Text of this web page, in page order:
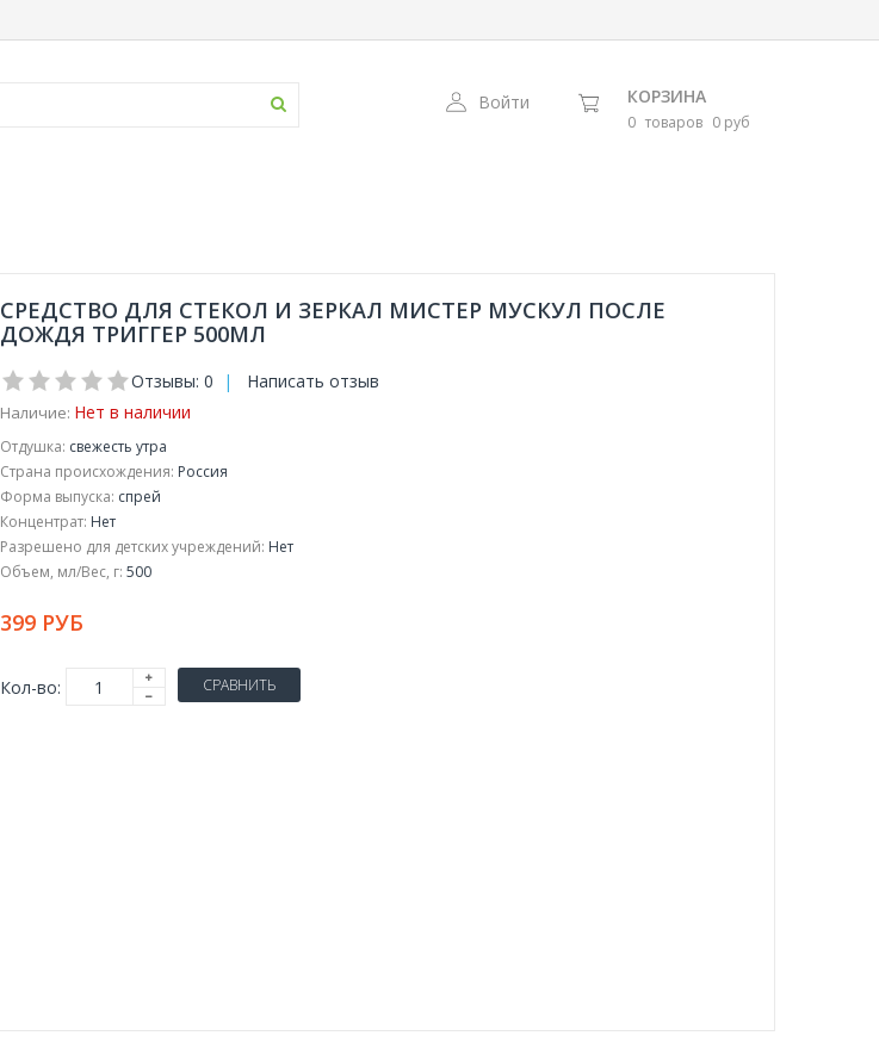
Войти КОРЗИНА
0 товаров 0 руб
СРЕДСТВО ДЛЯ СТЕКОЛ И ЗЕРКАЛ МИСТЕР МУСКУЛ ПОСЛЕ
ДОЖДЯ ТРИГГЕР 500МЛ
Отзывы: 0 | Написать отзыв
Наличие: Нет в наличии
Отдушка: свежесть утра
Страна происхождения: Россия
Форма выпуска: спрей
Концентрат: Нет
Разрешено для детских учреждений: Нет
Объем, мл/Вес, г: 500
399 РУБ
Кол-во: СРАВНИТЬ